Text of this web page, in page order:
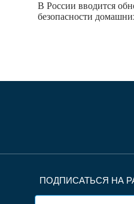
В России вводится
безопасности
ПОДПИСАТЬСЯ НА